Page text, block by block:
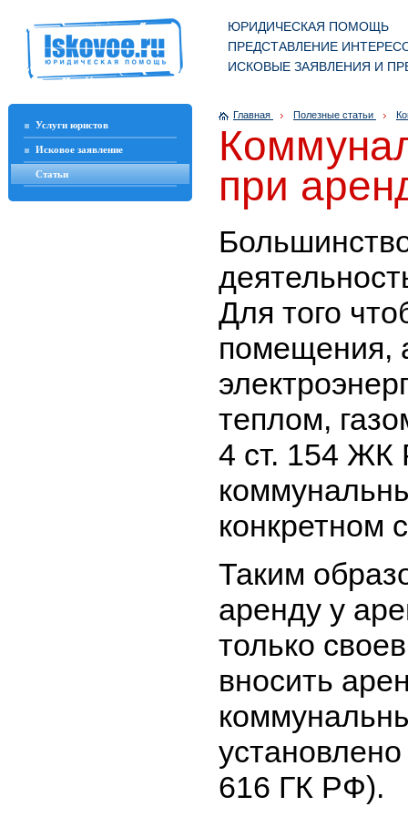
ЮРИДИЧЕСКАЯ ПОМОЩЬ
ПРЕДСТАВЛЕНИЕ
ИСКОВЫЕ ЗАЯВЛЕНИЯ И
Услуги юристов
Исковое заявление
Статьи
Главная Полезные статьи
при
Для того
помещения,
теплом,
4 ст. 154 ЖК
конкретном
Таким
аренду у
только
вносить
616 ГК РФ).